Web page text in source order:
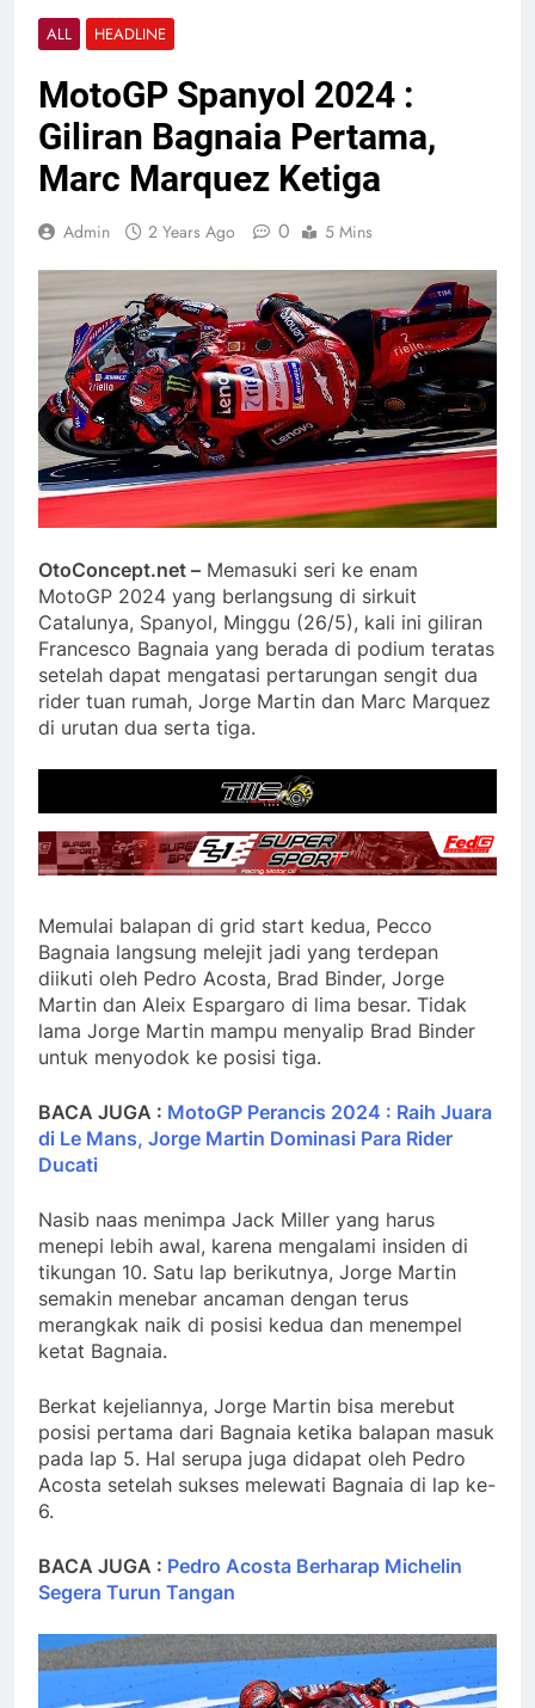
ALL HEADLINE
MotoGP Spanyol 2024 :
Giliran Bagnaia Pertama,
Marc Marquez Ketiga
Admin 2 Years Ago 0 5 Mins
OtoConcept.net – Memasuki seri ke enam
MotoGP 2024 yang berlangsung di sirkuit
Catalunya, Spanyol, Minggu (26/5), kali ini giliran
Francesco Bagnaia yang berada di podium teratas
setelah dapat mengatasi pertarungan sengit dua
rider tuan rumah, Jorge Martin dan Marc Marquez
di urutan dua serta tiga.
Memulai balapan di grid start kedua, Pecco
Bagnaia langsung melejit jadi yang terdepan
diikuti oleh Pedro Acosta, Brad Binder, Jorge
Martin dan Aleix Espargaro di lima besar. Tidak
lama Jorge Martin mampu menyalip Brad Binder
untuk menyodok ke posisi tiga.
BACA JUGA : MotoGP Perancis 2024 : Raih Juara
di Le Mans, Jorge Martin Dominasi Para Rider
Ducati
Nasib naas menimpa Jack Miller yang harus
menepi lebih awal, karena mengalami insiden di
tikungan 10. Satu lap berikutnya, Jorge Martin
semakin menebar ancaman dengan terus
merangkak naik di posisi kedua dan menempel
ketat Bagnaia.
Berkat kejeliannya, Jorge Martin bisa merebut
posisi pertama dari Bagnaia ketika balapan masuk
pada lap 5. Hal serupa juga didapat oleh Pedro
Acosta setelah sukses melewati Bagnaia di lap ke-
6.
BACA JUGA : Pedro Acosta Berharap Michelin
Segera Turun Tangan